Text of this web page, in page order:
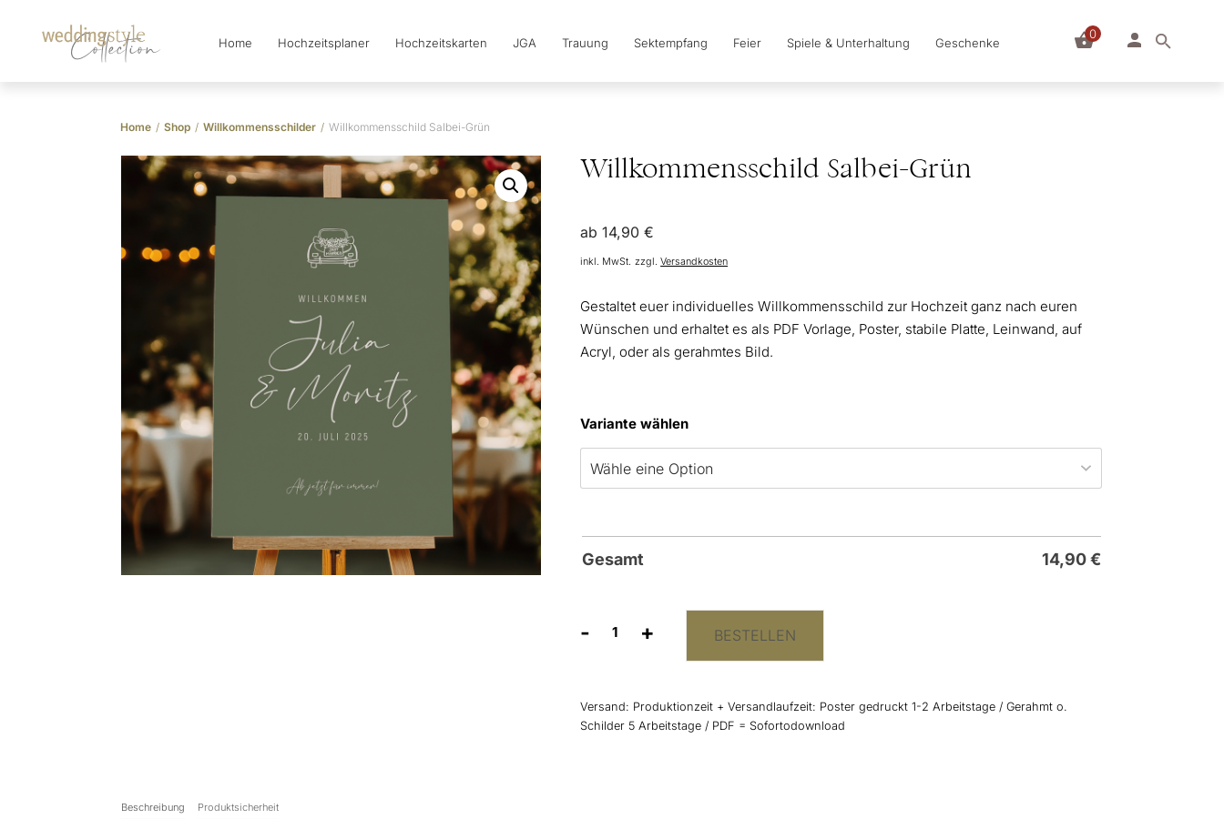
Collection Home Hochzeitsplaner Hochzeitskarten JGA Trauung Sektempfang Feier Spiele & Unterhaltung Geschenke
0
Home / Shop / Willkommensschilder / Willkommensschild Salbei-Grün
Willkommensschild Salbei-Grün
ab14,90€
inkl. MwSt. zzgl.Versandkosten
Gestaltet euer individuelles Willkommensschild zur Hochzeit ganz nach euren
Wünschen und erhaltet es als PDF Vorlage, Poster, stabile Platte, Leinwand, auf
Acryl, oder als gerahmtes Bild.
Variante wählen
Gesamt 14,90€
-
Willkommensschild
Menge
+ BESTELLEN
Versand: Produktionzeit + Versandlaufzeit: Poster gedruckt 1-2 Arbeitstage / Gerahmt o.
Schilder 5 Arbeitstage / PDF = Sofortodownload
Beschreibung Produktsicherheit